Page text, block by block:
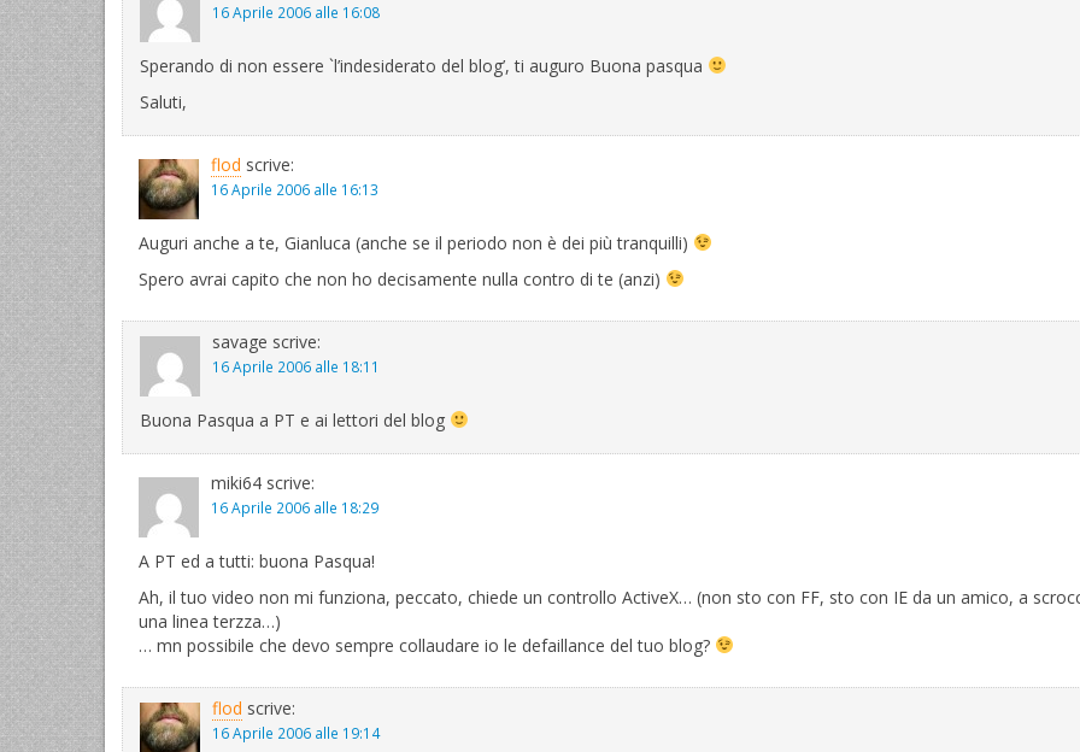
16 Aprile 2006 alle 16:08
Sperando di non essere `l’indesiderato del blog’, ti auguro Buona pasqua
Saluti,
flod scrive:
16 Aprile 2006 alle 16:13
Auguri anche a te, Gianluca (anche se il periodo non è dei più tranquilli)
Spero avrai capito che non ho decisamente nulla contro di te (anzi)
savage scrive:
16 Aprile 2006 alle 18:11
Buona Pasqua a PT e ai lettori del blog
miki64 scrive:
16 Aprile 2006 alle 18:29
A PT ed a tutti: buona Pasqua!
Ah, il tuo video non mi funziona, peccato, chiede un controllo ActiveX… (non sto con FF, sto con IE da un amico, a
una linea terzza…)
… mn possibile che devo sempre collaudare io le defaillance del tuo blog?
flod scrive:
16 Aprile 2006 alle 19:14